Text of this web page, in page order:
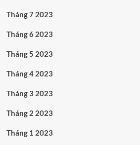
Tháng 7 2023
Tháng 6 2023
Tháng 5 2023
Tháng 4 2023
Tháng 3 2023
Tháng 2 2023
Tháng 1 2023